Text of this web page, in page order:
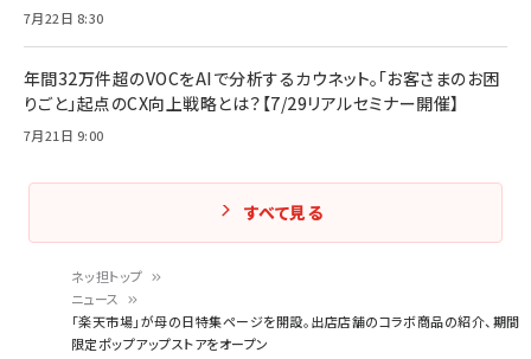
ネッ担トップ
ニュース
「楽天市場」が母の日特集ページを開設。出店店舗のコラボ商品の紹介、期間
限定ポップアップストアをオープン
7月22日 8:30
年間32万件超のVOCをAIで分析するカウネット。「お客さまのお困
りごと」起点のCX向上戦略とは？【7/29リアルセミナー開催】
7月21日 9:00
すべて見る